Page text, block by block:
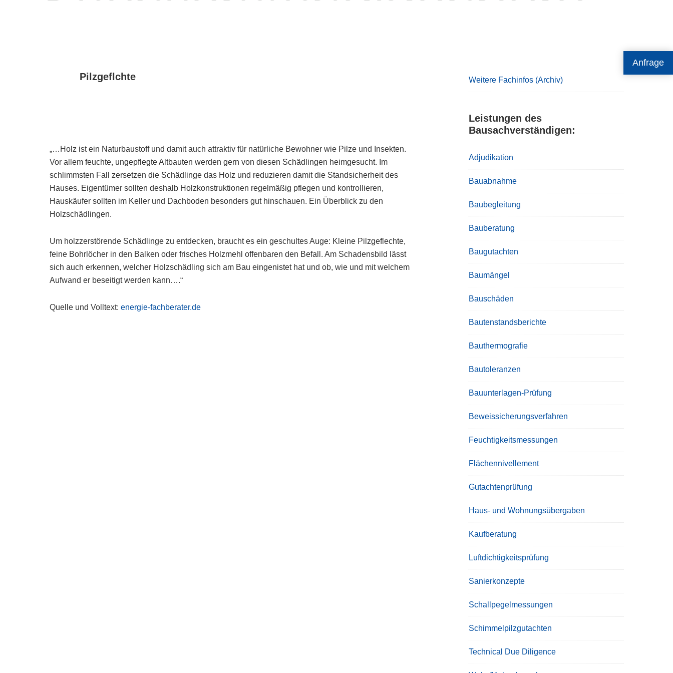
Anfrage
Pilzgeflchte
„…Holz ist ein Naturbaustoff und damit auch attraktiv für natürliche Bewohner wie Pilze und Insekten.
Vor allem feuchte, ungepflegte Altbauten werden gern von diesen Schädlingen heimgesucht. Im
schlimmsten Fall zersetzen die Schädlinge das Holz und reduzieren damit die Standsicherheit des
Hauses. Eigentümer sollten deshalb Holzkonstruktionen regelmäßig pflegen und kontrollieren,
Hauskäufer sollten im Keller und Dachboden besonders gut hinschauen. Ein Überblick zu den
Holzschädlingen.
Um holzzerstörende Schädlinge zu entdecken, braucht es ein geschultes Auge: Kleine Pilzgeflechte,
feine Bohrlöcher in den Balken oder frisches Holzmehl offenbaren den Befall. Am Schadensbild lässt
sich auch erkennen, welcher Holzschädling sich am Bau eingenistet hat und ob, wie und mit welchem
Aufwand er beseitigt werden kann….“
Quelle und Volltext:energie-fachberater.de
Weitere Fachinfos (Archiv)
Leistungen des
Bausachverständigen:
Adjudikation
Bauabnahme
Baubegleitung
Bauberatung
Baugutachten
Baumängel
Bauschäden
Bautenstandsberichte
Bauthermografie
Bautoleranzen
Bauunterlagen-Prüfung
Beweissicherungsverfahren
Feuchtigkeitsmessungen
Flächennivellement
Gutachtenprüfung
Haus- und Wohnungsübergaben
Kaufberatung
Luftdichtigkeitsprüfung
Sanierkonzepte
Schallpegelmessungen
Schimmelpilzgutachten
Technical Due Diligence